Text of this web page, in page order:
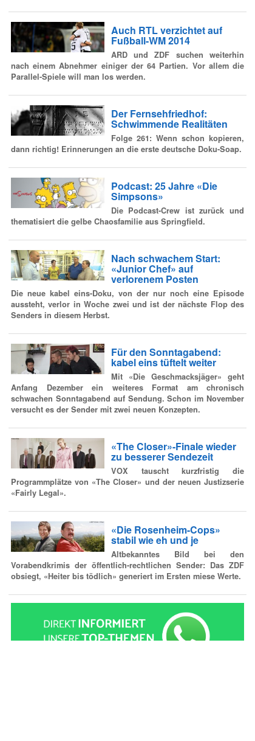
Auch RTL verzichtet auf
Fußball-WM 2014
ARD und ZDF suchen weiterhin
nach einem Abnehmer einiger der 64 Partien. Vor allem die
Parallel-Spiele will man los werden.
Der Fernsehfriedhof:
Schwimmende Realitäten
Folge 261: Wenn schon kopieren,
dann richtig! Erinnerungen an die erste deutsche Doku-Soap.
Podcast: 25 Jahre «Die
Simpsons»
Die Podcast-Crew ist zurück und
thematisiert die gelbe Chaosfamilie aus Springfield.
Nach schwachem Start:
«Junior Chef» auf
verlorenem Posten
Die neue kabel eins-Doku, von der nur noch eine Episode
aussteht, verlor in Woche zwei und ist der nächste Flop des
Senders in diesem Herbst.
Für den Sonntagabend:
kabel eins tüftelt weiter
Mit «Die Geschmacksjäger» geht
Anfang Dezember ein weiteres Format am chronisch
schwachen Sonntagabend auf Sendung. Schon im November
versucht es der Sender mit zwei neuen Konzepten.
«The Closer»-Finale wieder
zu besserer Sendezeit
VOX tauscht kurzfristig die
Programmplätze von «The Closer» und der neuen Justizserie
«Fairly Legal».
«Die Rosenheim-Cops»
stabil wie eh und je
Altbekanntes Bild bei den
Vorabendkrimis der öffentlich-rechtlichen Sender: Das ZDF
obsiegt, «Heiter bis tödlich» generiert im Ersten miese Werte.